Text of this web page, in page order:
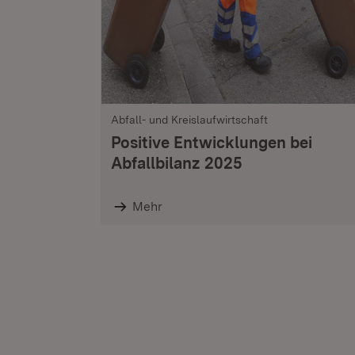
Abfall- und Kreislaufwirtschaft
Positive Entwicklungen bei
Abfallbilanz 2025
Mehr